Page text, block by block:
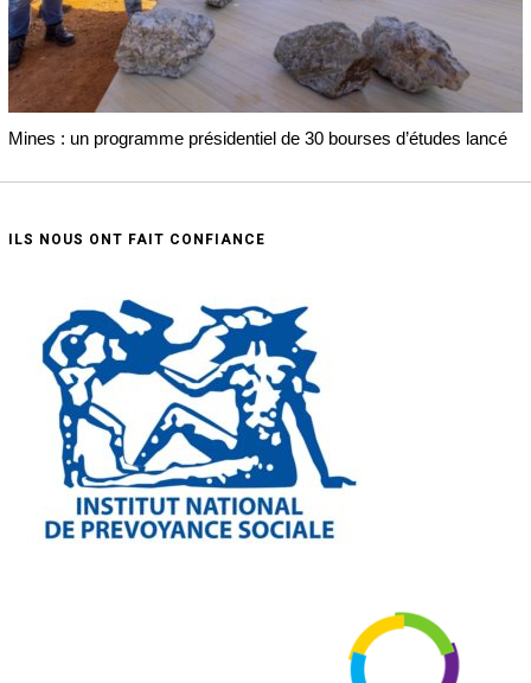
Mines : un programme présidentiel de 30 bourses d’études lancé
ILS NOUS ONT FAIT CONFIANCE